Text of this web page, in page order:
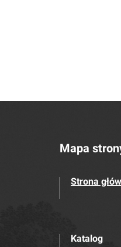
Mapa
Strona
Katalog